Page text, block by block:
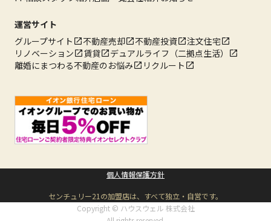
運営サイト
グループサイト
不動産売却 不動産投資
注文住宅
リノベーション
賃貸
デュアルライフ（二拠点生活）
離婚にまつわる不動産のお悩み
リクルート
個人情報保護方針
センチュリー21の加盟店は、すべて独立・自営です。
Copyright © ハウスウェル 株式会社